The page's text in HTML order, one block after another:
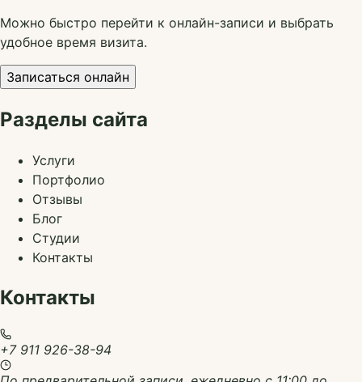
Можно быстро перейти к онлайн-записи и выбрать
удобное время визита.
Записаться онлайн
Разделы сайта
Услуги
Портфолио
Отзывы
Блог
Студии
Контакты
Контакты
+7 911 926-38-94